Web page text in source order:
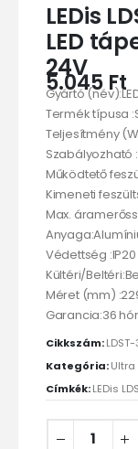
LEDis
LED
24V
5.045Ft
Gyártó
Termék típusa
Teljesítmény
Szabályozható
Működtető
Kimeneti
Max.
Védettség :IP20
Kültéri/
Méret (mm) :229
Garancia:36
Cikkszám:
Kategória:Ultra
Címkék:LEDis